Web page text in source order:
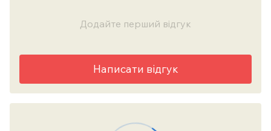
Додайте перший відгук
Написати відгук